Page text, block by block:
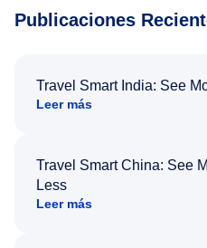
Publicaciones
Travel Smart India: See
Leer más
Travel Smart China: See
Less
Leer más